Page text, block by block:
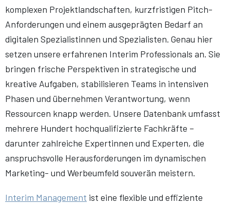
komplexen Projektlandschaften, kurzfristigen Pitch-
Anforderungen und einem ausgeprägten Bedarf an
digitalen Spezialistinnen und Spezialisten. Genau hier
setzen unsere erfahrenen Interim Professionals an. Sie
bringen frische Perspektiven in strategische und
kreative Aufgaben, stabilisieren Teams in intensiven
Phasen und übernehmen Verantwortung, wenn
Ressourcen knapp werden. Unsere Datenbank umfasst
mehrere Hundert hochqualifizierte Fachkräfte –
darunter zahlreiche Expertinnen und Experten, die
anspruchsvolle Herausforderungen im dynamischen
Marketing- und Werbeumfeld souverän meistern.
Interim Management ist eine flexible und effiziente